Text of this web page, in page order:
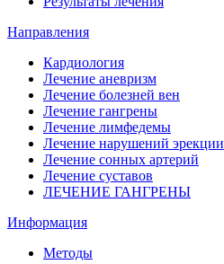
Направления
Кардиология
Лечение аневризм
Лечение болезней вен
Лечение гангрены
Лечение лимфедемы
Лечение нарушений эрекции
Лечение сонных артерий
Лечение суставов
ЛЕЧЕНИЕ ГАНГРЕНЫ
Информация
Методы